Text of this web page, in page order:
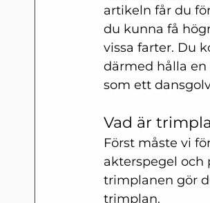
artikeln får du
du kunna få
vissa farter. Du
därmed hålla
som ett
Vad är
Först måste vi
akterspegel och
trimplanen gör
trimplan.